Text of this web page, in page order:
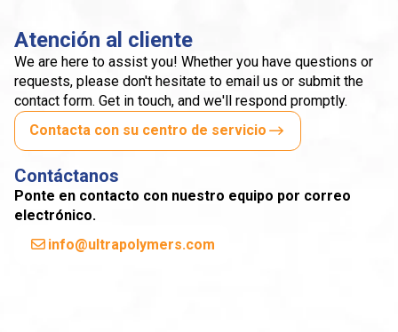
Atención al cliente
We are here to assist you! Whether you have questions or
requests, please don't hesitate to email us or submit the
contact form. Get in touch, and we'll respond promptly.
Contacta con su centro de servicio
Contáctanos
Ponte en contacto con nuestro equipo por correo
electrónico.
info@ultrapolymers.com